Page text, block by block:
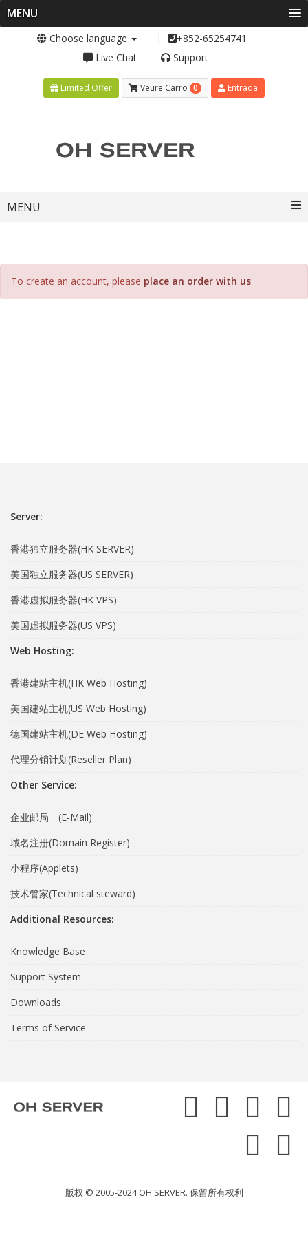
MENU
Choose language
+852-65254741
Live Chat
Support
Limited Offer Veure Carro 0 Entrada
MENU
To create an account, please place an order with us
Server:
香港独立服务器(HK SERVER)
美国独立服务器(US SERVER)
香港虚拟服务器(HK VPS)
美国虚拟服务器(US VPS)
Web Hosting:
香港建站主机(HK Web Hosting)
美国建站主机(US Web Hosting)
德国建站主机(DE Web Hosting)
代理分销计划(Reseller Plan)
Other Service:
企业邮局 (E-Mail)
域名注册(Domain Register)
小程序(Applets)
技术管家(Technical steward)
Additional Resources:
Knowledge Base
Support System
Downloads
Terms of Service
版权 © 2005-2024 OH SERVER. 保留所有权利